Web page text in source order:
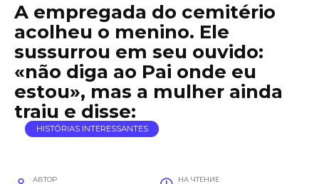
A empregada do cemitério
acolheu o menino. Ele
sussurrou em seu ouvido:
«não diga ao Pai onde eu
estou», mas a mulher ainda
traiu e disse:
HISTÓRIAS INTERESSANTES
АВТОР НА ЧТЕНИЕ